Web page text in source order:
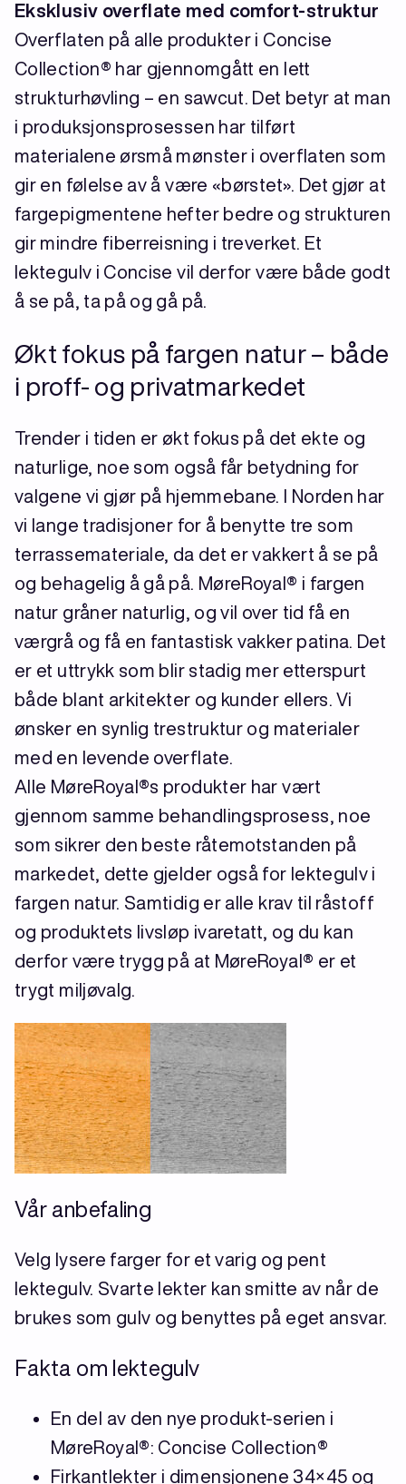
Eksklusiv overflate med comfort-struktur
Overflaten på alle produkter i Concise
Collection® har gjennomgått en lett
strukturhøvling – en sawcut. Det betyr at man
i produksjonsprosessen har tilført
materialene ørsmå mønster i overflaten som
gir en følelse av å være «børstet». Det gjør at
fargepigmentene hefter bedre og strukturen
gir mindre fiberreisning i treverket. Et
lektegulv i Concise vil derfor være både godt
å se på, ta på og gå på.
Økt fokus på fargen natur – både
i proff- og privatmarkedet
Trender i tiden er økt fokus på det ekte og
naturlige, noe som også får betydning for
valgene vi gjør på hjemmebane. I Norden har
vi lange tradisjoner for å benytte tre som
terrassemateriale, da det er vakkert å se på
og behagelig å gå på. MøreRoyal® i fargen
natur gråner naturlig, og vil over tid få en
værgrå og få en fantastisk vakker patina. Det
er et uttrykk som blir stadig mer etterspurt
både blant arkitekter og kunder ellers. Vi
ønsker en synlig trestruktur og materialer
med en levende overflate.
Alle MøreRoyal®s produkter har vært
gjennom samme behandlingsprosess, noe
som sikrer den beste råtemotstanden på
markedet, dette gjelder også for lektegulv i
fargen natur. Samtidig er alle krav til råstoff
og produktets livsløp ivaretatt, og du kan
derfor være trygg på at MøreRoyal® er et
trygt miljøvalg.
Vår anbefaling
Velg lysere farger for et varig og pent
lektegulv. Svarte lekter kan smitte av når de
brukes som gulv og benyttes på eget ansvar.
Fakta om lektegulv
En del av den nye produkt-serien i
MøreRoyal®: Concise Collection®
Firkantlekter i dimensjonene 34×45 og